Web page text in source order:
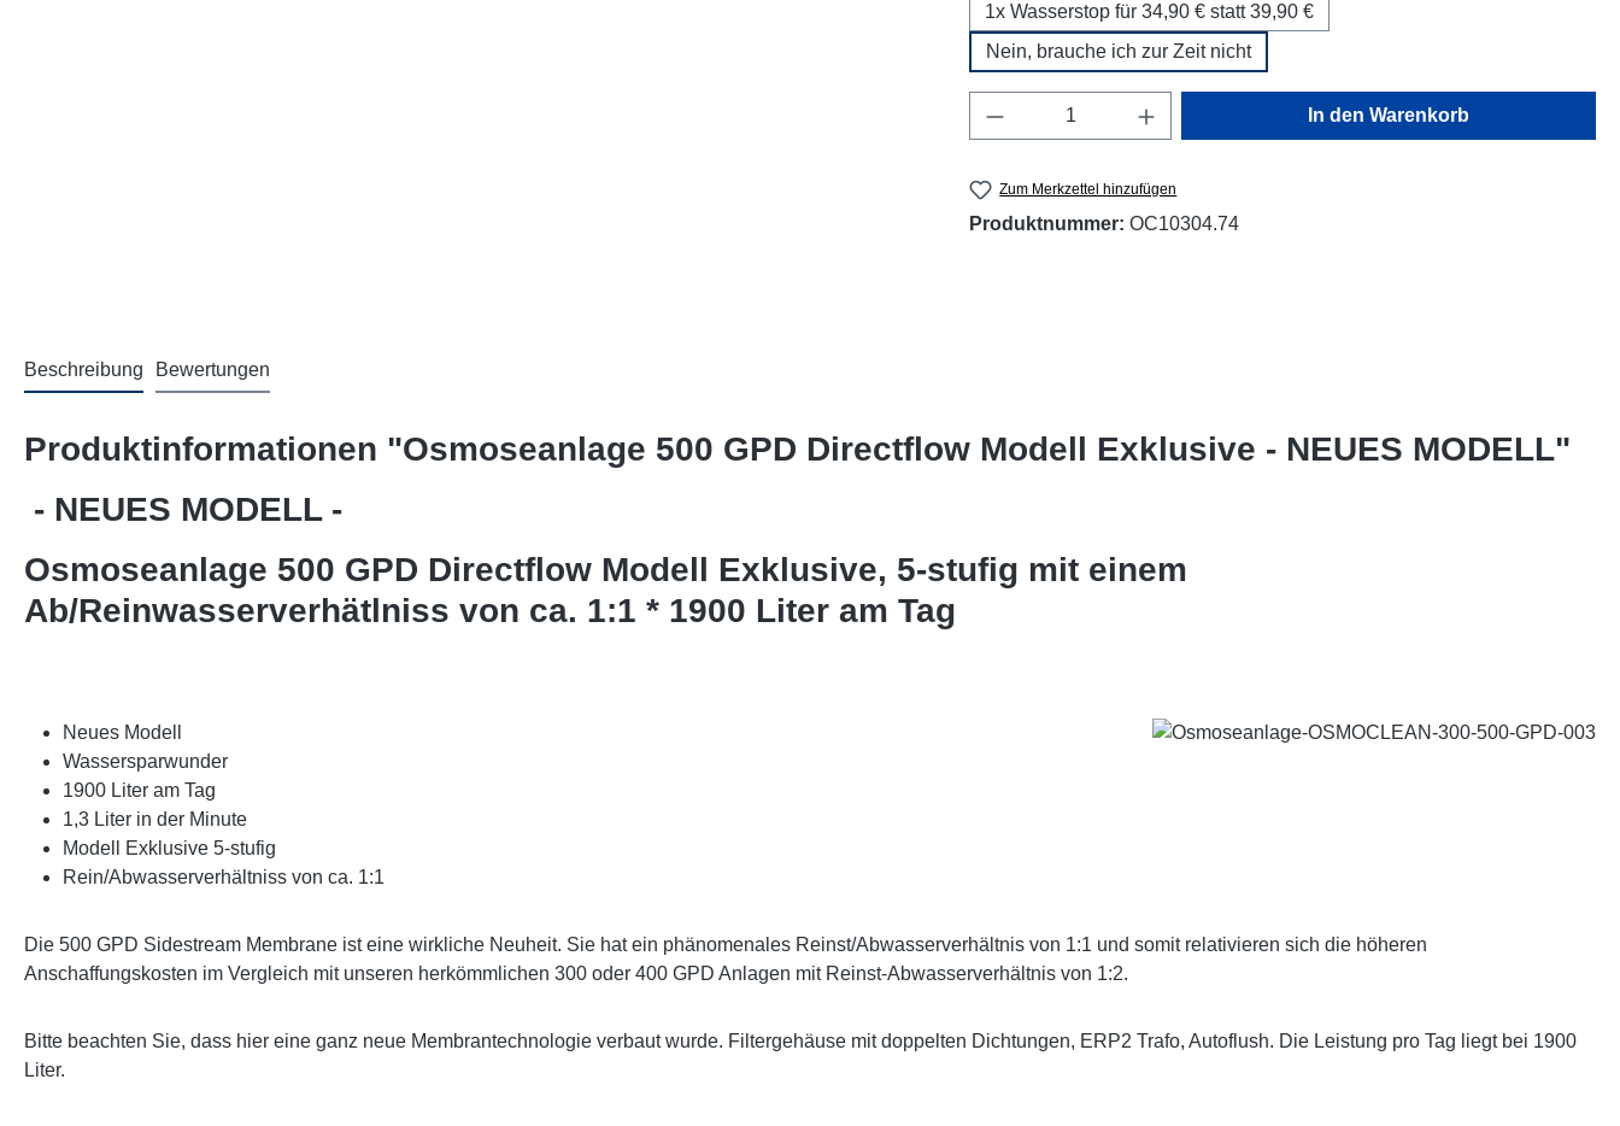
1x Wasserstop für 34,90 € statt 39,90 €
Nein, brauche ich zur Zeit nicht
Produkt Anzahl: Gib den gewünschten Wert ein
In den Warenkorb
Zum Merkzettel hinzufügen
Produktnummer: OC10304.74
Beschreibung Bewertungen
Produktinformationen "Osmoseanlage 500 GPD Directflow Modell Exklusive - NEUES MODELL"
- NEUES MODELL -
Osmoseanlage 500 GPD Directflow Modell Exklusive, 5-stufig mit einem
Ab/Reinwasserverhätlniss von ca. 1:1 * 1900 Liter am Tag
Neues Modell
Wassersparwunder
1900 Liter am Tag
1,3 Liter in der Minute
Modell Exklusive 5-stufig
Rein/Abwasserverhältniss von ca. 1:1
Die 500 GPD Sidestream Membrane ist eine wirkliche Neuheit. Sie hat ein phänomenales Reinst/Abwasserverhältnis von 1:1 und somit relativieren sich die höheren
Anschaffungskosten im Vergleich mit unseren herkömmlichen 300 oder 400 GPD Anlagen mit Reinst-Abwasserverhältnis von 1:2.
Bitte beachten Sie, dass hier eine ganz neue Membrantechnologie verbaut wurde. Filtergehäuse mit doppelten Dichtungen, ERP2 Trafo, Autoflush. Die Leistung pro Tag liegt bei 1900
Liter.